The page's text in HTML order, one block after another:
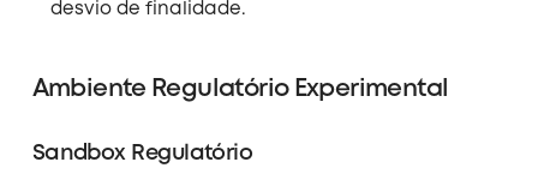
desvio de finalidade.
Ambiente Regulatório Experimental
Sandbox Regulatório